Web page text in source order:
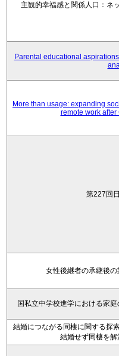
主観的幸福感と関係人口：ネ
Parental educational
More than usage: expanding
remote work
第227回
女性後継者の承継後
国私立中学校進学における家
結婚につながる同棲に関する探
結婚せず同棲を